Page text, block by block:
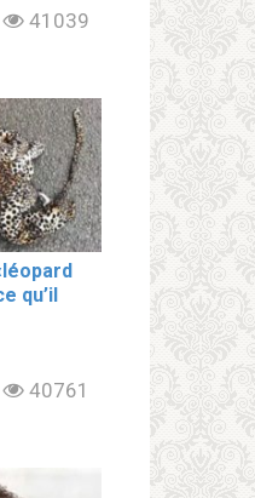
41039
qu’il
40761